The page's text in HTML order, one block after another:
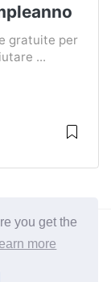
you get the
more
gratuite per
...